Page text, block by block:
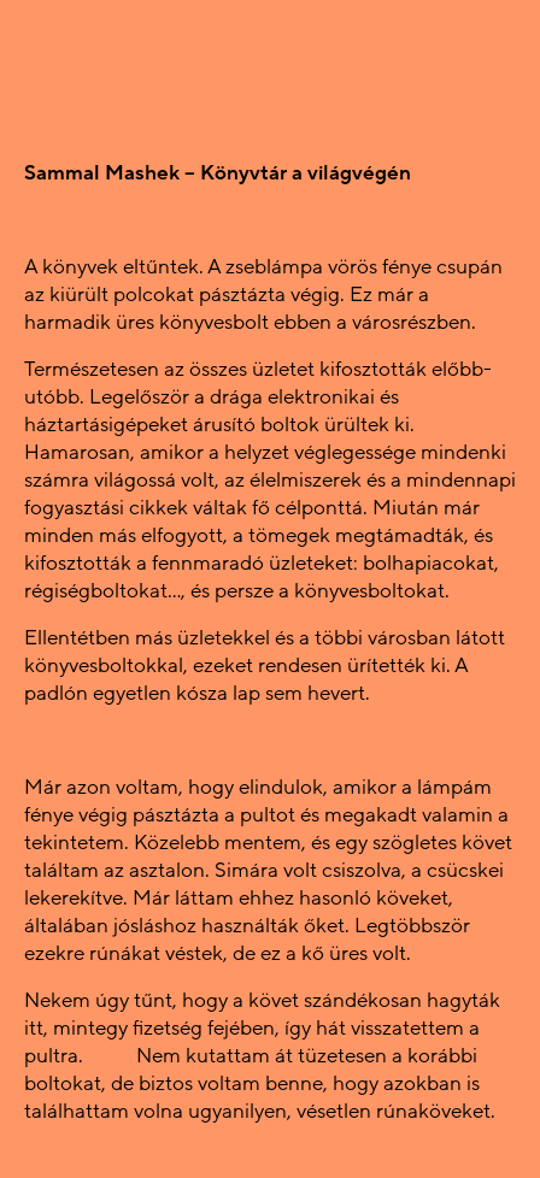
Sammal Mashek– Könyvtár a világvégén
A könyvek eltűntek. A zseblámpa vörös fénye csupán
az kiürült polcokat pásztázta végig. Ez már a
harmadik üres könyvesbolt ebben a városrészben.
Természetesen az összes üzletet kifosztották előbb-
utóbb. Legelőször a drága elektronikai és
háztartásigépeket árusító boltok ürültek ki.
Hamarosan, amikor a helyzet véglegessége mindenki
számra világossá volt, az élelmiszerek és a mindennapi
fogyasztási cikkek váltak fő célponttá. Miután már
minden más elfogyott, a tömegek megtámadták, és
kifosztották a fennmaradó üzleteket: bolhapiacokat,
régiségboltokat…, és persze a könyvesboltokat.
Ellentétben más üzletekkel és a többi városban látott
könyvesboltokkal, ezeket rendesen ürítették ki. A
padlón egyetlen kósza lap sem hevert.
Már azon voltam, hogy elindulok, amikor a lámpám
fénye végig pásztázta a pultot és megakadt valamin a
tekintetem. Közelebb mentem, és egy szögletes követ
találtam az asztalon. Simára volt csiszolva, a csücskei
lekerekítve. Már láttam ehhez hasonló köveket,
általában jósláshoz használták őket. Legtöbbször
ezekre rúnákat véstek, de ez a kő üres volt.
Nekem úgy tűnt, hogy a követ szándékosan hagyták
itt, mintegy fizetség fejében, így hát visszatettem a
pultra. Nem kutattam át tüzetesen a korábbi
boltokat, de biztos voltam benne, hogy azokban is
találhattam volna ugyanilyen, vésetlen rúnaköveket.